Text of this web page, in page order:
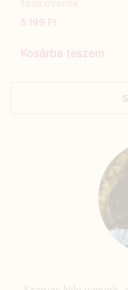
5.199 Ft
Kosárba teszem